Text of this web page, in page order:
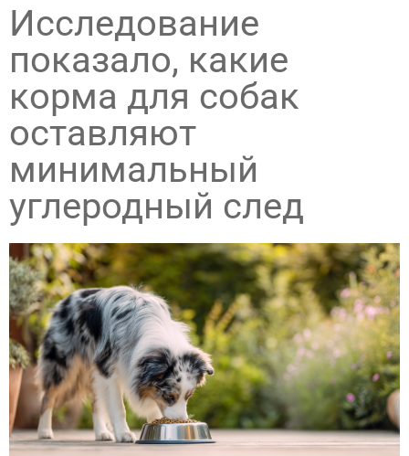
Исследование
показало, какие
корма для собак
оставляют
минимальный
углеродный след